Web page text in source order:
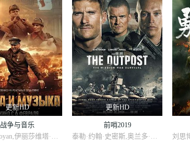
更新HD
战争与音乐
更新HD
前哨2019